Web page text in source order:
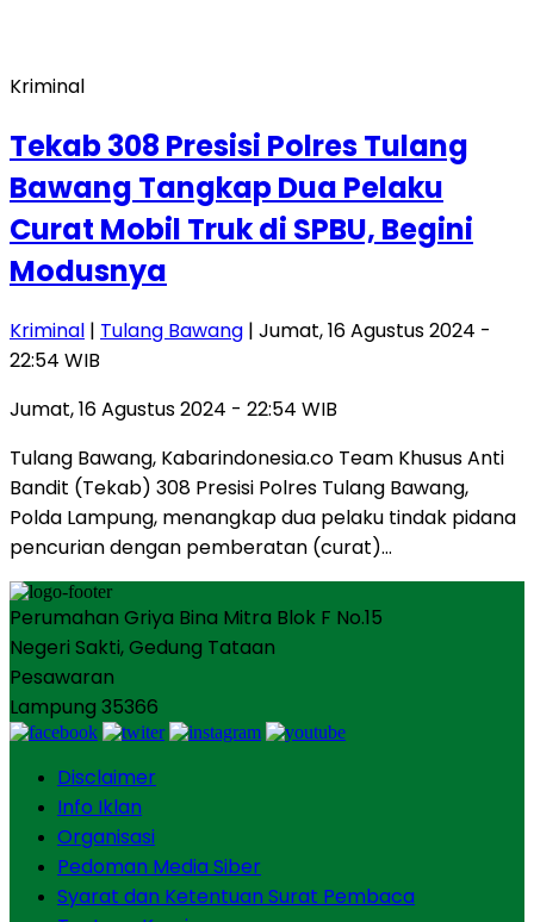
Kriminal
Tekab 308 Presisi Polres Tulang
Bawang Tangkap Dua Pelaku
Curat Mobil Truk di SPBU, Begini
Modusnya
Kriminal | Tulang Bawang | Jumat, 16 Agustus 2024 -
22:54 WIB
Jumat, 16 Agustus 2024 - 22:54 WIB
Tulang Bawang, Kabarindonesia.co Team Khusus Anti
Bandit (Tekab) 308 Presisi Polres Tulang Bawang,
Polda Lampung, menangkap dua pelaku tindak pidana
pencurian dengan pemberatan (curat)…
Perumahan Griya Bina Mitra Blok F No.15
Negeri Sakti, Gedung Tataan
Pesawaran
Lampung 35366
Disclaimer
Info Iklan
Organisasi
Pedoman Media Siber
Syarat dan Ketentuan Surat Pembaca